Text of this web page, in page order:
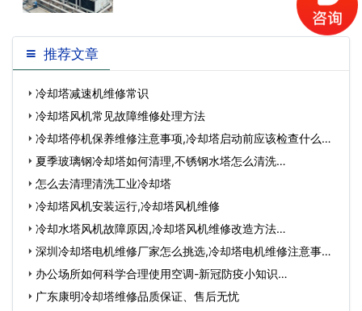
推荐文章
冷却塔减速机维修常识
冷却塔风机常见故障维修处理方法
冷却塔停机保养维修注意事项,冷却塔启动前应该检查什么…
夏季玻璃钢冷却塔如何清理,不锈钢水塔怎么清洗…
怎么去清理清洗工业冷却塔
冷却塔风机安装运行,冷却塔风机维修
冷却水塔风机故障原因,冷却塔风机维修改造方法…
深圳冷却塔电机维修厂家怎么挑选,冷却塔电机维修注意事
项…办公场所如何科学合理使用空调-新冠防疫小知识…
广东康明冷却塔维修品质保证、售后无忧